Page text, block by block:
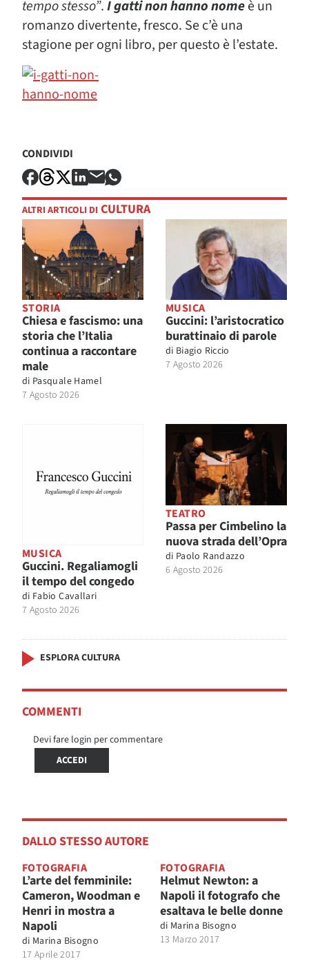
tempo stesso”.I gatti non hanno nomeè un
romanzo divertente, fresco. Se c’è una
stagione per ogni libro, per questo è l’estate.
CONDIVIDI
ALTRI ARTICOLI DI CULTURA
STORIA
Chiesa e fascismo: una
storia che l’Italia
continua a raccontare
male
di Pasquale Hamel
7 Agosto 2026
MUSICA
Guccini: l’aristocratico
burattinaio di parole
di Biagio Riccio
7 Agosto 2026
MUSICA
Guccini. Regaliamogli
il tempo del congedo
di Fabio Cavallari
7 Agosto 2026
TEATRO
Passa per Cimbelino la
nuova strada dell’Opra
di Paolo Randazzo
6 Agosto 2026
ESPLORA CULTURA
COMMENTI
Devi fare login per commentare
ACCEDI
DALLO STESSO AUTORE
FOTOGRAFIA
L’arte del femminile:
Cameron, Woodman e
Henri in mostra a
Napoli
di Marina Bisogno
17 Aprile 2017
FOTOGRAFIA
Helmut Newton: a
Napoli il fotografo che
esaltava le belle donne
di Marina Bisogno
13 Marzo 2017